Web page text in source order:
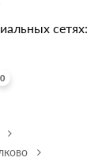
сетях:
0